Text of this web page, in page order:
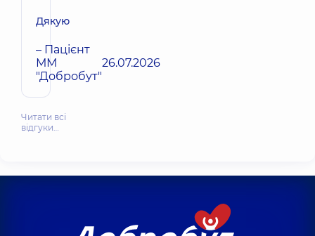
Дякую
– Пацієнт
ММ
"Добробут"
26.07.2026
Читати всі
відгуки…